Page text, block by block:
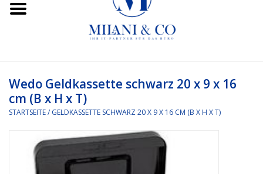
Bürobedarf
Ordnen und Registrieren
Rund um den Schreibtisch
Kleben und versenden
Software
Wedo Geldkassette schwarz 20 x 9 x 16
cm (B x H x T)
STARTSEITE/ GELDKASSETTE SCHWARZ 20 X 9 X 16 CM (B X H X T)